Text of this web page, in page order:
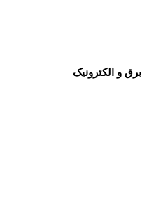
برق و الکترونیک